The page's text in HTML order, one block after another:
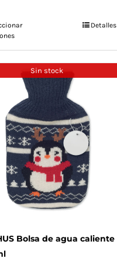
múltiples
variantes.
Las
opciones
pueden
elegir
en
la
página
de
producto
Detalles
Sin stock
Bolsa de agua caliente